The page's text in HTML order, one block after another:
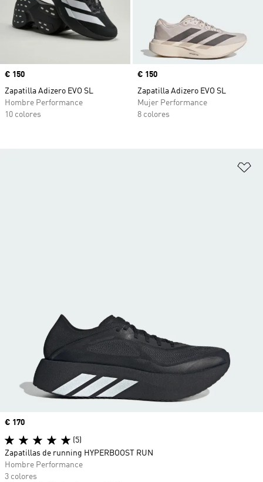
Precio
€ 150
Zapatilla Adizero EVO SL
Hombre Performance
10 colores
Precio
€ 150
Zapatilla Adizero EVO SL
Mujer Performance
8 colores
Precio
€ 170
(5)
Zapatillas de running HYPERBOOST RUN
Hombre Performance
3 colores